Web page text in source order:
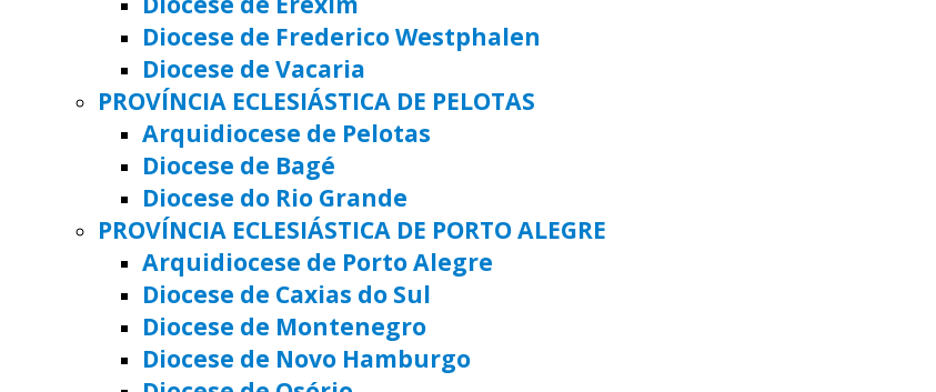
Diocese de Frederico Westphalen
Diocese de Vacaria
PROVÍNCIA ECLESIÁSTICA DE PELOTAS
Arquidiocese de Pelotas
Diocese de Bagé
Diocese do Rio Grande
PROVÍNCIA ECLESIÁSTICA DE PORTO ALEGRE
Arquidiocese de Porto Alegre
Diocese de Caxias do Sul
Diocese de Montenegro
Diocese de Novo Hamburgo